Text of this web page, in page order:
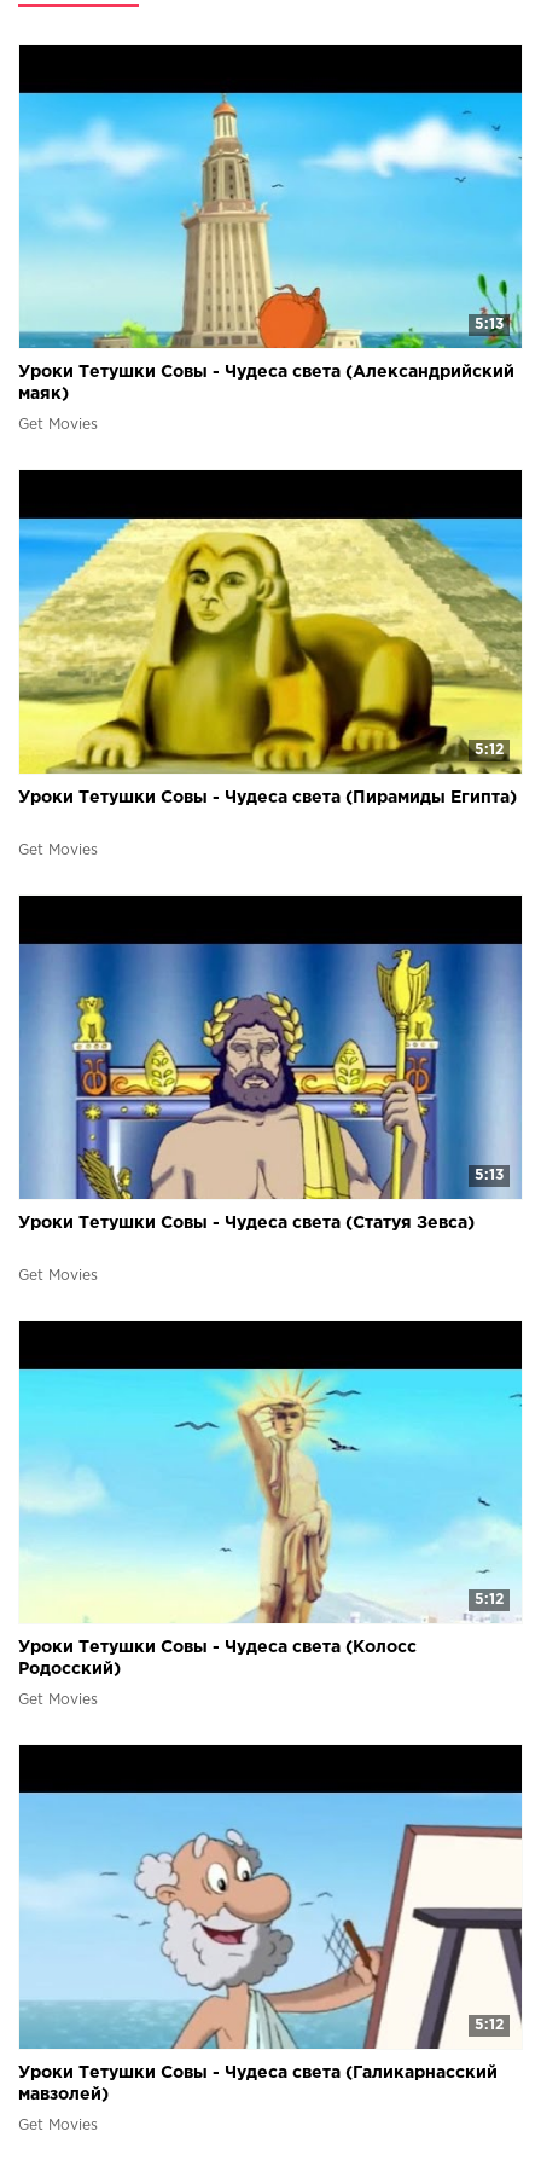
Тетушка Сова расскажет ребятам о некоторых правилах
поведению тетушка Сова и кошечка Сима, каким
злобным был в детстве пес Буля, и что из этого вышло.
5:13
Уроки Тетушки Совы - Чудеса света (Александрийский
маяк)
Get Movies
5:12
Уроки Тетушки Совы - Чудеса света (Пирамиды Египта)
Get Movies
5:13
Уроки Тетушки Совы - Чудеса света (Статуя Зевса)
Get Movies
5:12
Уроки Тетушки Совы - Чудеса света (Колосс
Родосский)
Get Movies
5:12
Уроки Тетушки Совы - Чудеса света (Галикарнасский
мавзолей)
Get Movies